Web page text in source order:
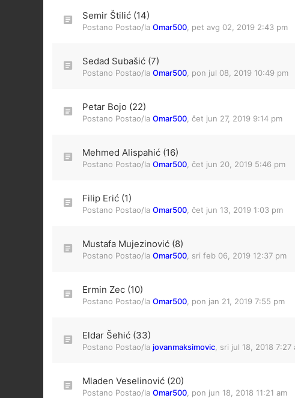
Semir Štilić (14)
Postano Postao/la Omar500 pet avg 02, 2019 2:43 pm
Sedad Subašić (7)
Postano Postao/la Omar500 pon jul 08, 2019 10:49 pm
Petar Bojo (22)
Postano Postao/la Omar500 čet jun 27, 2019 9:14 pm
Mehmed Alispahić (16)
Postano Postao/la Omar500 čet jun 20, 2019 5:46 pm
Filip Erić (1)
Postano Postao/la Omar500 čet jun 13, 2019 1:03 pm
Mustafa Mujezinović (8)
Postano Postao/la Omar500 sri feb 06, 2019 12:37 pm
Ermin Zec (10)
Postano Postao/la Omar500 pon jan 21, 2019 7:55 pm
Eldar Šehić (33)
Postano Postao/la jovanmaksimovic sri jul 18, 2018 7:27
Mladen Veselinović (20)
Postano Postao/la Omar500 pon jun 18, 2018 11:21 am